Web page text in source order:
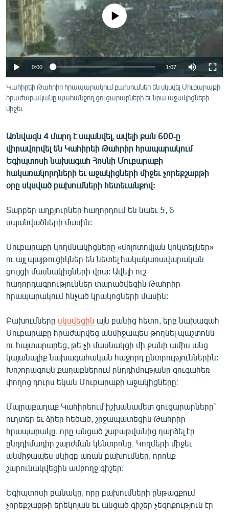
ՄԻՋԱԶԳԱՅԻՆ
ՄՇԱԿՈՒՅԹ
ՍՊՈՐՏ
ՄԵԿՆԱԲԱՆՈՒԹՅՈՒՆ
ՏՏ ԵՒ ԻՆՏԵՐՆԵՏ
ԿՈՐՈՆԱՎԻՐՈՒՍ
ԱՐԽԻՎ
ՏԵՍԱՆՅՈՒԹԵՐ
ԲԱՆԱՎԵՃ
ՁԳՏԵԼՈՎ ԼԱՎԱԳՈՒՅՆԻՆ
ՓՈԴՔԱՍԹ
Հայերեն
Русский
ՀԵՏԵՎԵՔ ՄԵԶ
«Ազատության» բոլոր կայքերը
No media source currently available
0:00 1:07
Կահիրեի Թահրիր հրապարակում բախումներ են սկսվել Մուբարաքի
հրաժարականը պահանջող ցուցարարների եւ նրա աջակիցների
միջեւ
Առնվազն 4 մարդ է սպանվել, ավելի քան 600-ը
վիրավորվել են Կահիրեի Թահրիր հրապարակում
Եգիպտոսի նախագահ Հոսնի Մուբարաքի
հակառակորդների եւ աջակիցների միջեւ չորեքշաբթի
օրը սկսված բախումների հետեւանքով:
Տարբեր աղբյուրներ հաղորդում են նաեւ 5, 6
սպանվածների մասին:
Մուբարաքի կողմնակիցները «մոլոտովյան կոկտեյլներ»
ու այլ պայթուցիկներ են նետել հակակառավարական
ցույցի մասնակիցների վրա: Ավելի ուշ
հաղորդագրություններ տարածվեցին Թահրիր
հրապարակում հնչած կրակոցների մասին:
Բախումները սկսվեցին այն բանից հետո, երբ նախագահ
Մուբարաքը հրաժարվեց անմիջապես թողնել պաշտոնն
ու հայտարարեց, թե չի մասնակցի մի քանի ամիս անց
կայանալիք նախագահական հաջորդ ընտրություններին:
Խոշորագույն քաղաքներում ընդդիմությանը զուգահեռ
փողոց դուրս եկան Մուբարաքի աջակիցները։
Մայրաքաղաք Կահիրեում իշխանամետ ցուցարարները`
ուղտեր եւ ձիեր հեծած, շրջապատեցին Թահրիր
հրապարակը, որը անցած շաբաթվանից դարձել էր
ընդդիմադիր շարժման կենտրոնը։ Կողմերի միջեւ
անմիջապես սկիզբ առան բախումներ, որոնք
շարունակվեցին ամբողջ գիշեր:
Եգիպտոսի բանակը, որը բախումների ընթացքում
չորեքշաբթի երեկոյան եւ անցած գիշեր չեզոքություն էր